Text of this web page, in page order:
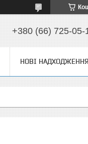
+380 (66) 725-05-
НОВІ НАДХОДЖЕННЯ